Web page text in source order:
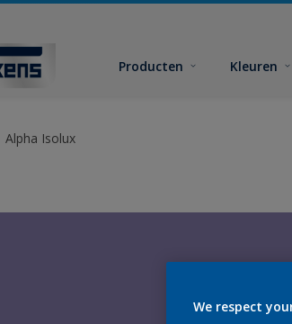
Producten Kleuren
Alpha Isolux
We respect